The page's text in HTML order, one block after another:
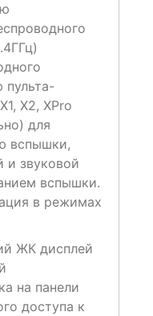
X2, XPro
для
вспышки,
звуковой
вспышки.
в режимах
ЖК дисплей
на панели
доступа к